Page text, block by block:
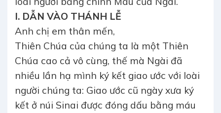
I. DẪN VÀO THÁNH LỄ
Anh chị em thân mến,
Thiên Chúa của chúng ta là một Thiên
Chúa cao cả vô cùng, thế mà Ngài đã
nhiều lần hạ mình ký kết giao ước với loài
người chúng ta: Giao ước cũ ngày xưa ký
kết ở núi Sinai được đóng dấu bằng máu